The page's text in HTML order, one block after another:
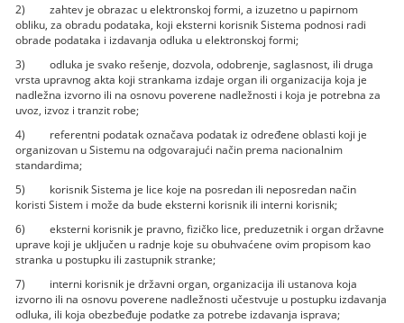
2) zahtev je obrazac u elektronskoj formi, a izuzetno u papirnom
obliku, za obradu podataka, koji eksterni korisnik Sistema podnosi radi
obrade podataka i izdavanja odluka u elektronskoj formi;
3) odluka je svako rešenje, dozvola, odobrenje, saglasnost, ili druga
vrsta upravnog akta koji strankama izdaje organ ili organizacija koja je
nadležna izvorno ili na osnovu poverene nadležnosti i koja je potrebna za
uvoz, izvoz i tranzit robe;
4) referentni podatak označava podatak iz određene oblasti koji je
organizovan u Sistemu na odgovarajući način prema nacionalnim
standardima;
5) korisnik Sistema je lice koje na posredan ili neposredan način
koristi Sistem i može da bude eksterni korisnik ili interni korisnik;
6) eksterni korisnik je pravno, fizičko lice, preduzetnik i organ državne
uprave koji je uključen u radnje koje su obuhvaćene ovim propisom kao
stranka u postupku ili zastupnik stranke;
7) interni korisnik je državni organ, organizacija ili ustanova koja
izvorno ili na osnovu poverene nadležnosti učestvuje u postupku izdavanja
odluka, ili koja obezbeđuje podatke za potrebe izdavanja isprava;